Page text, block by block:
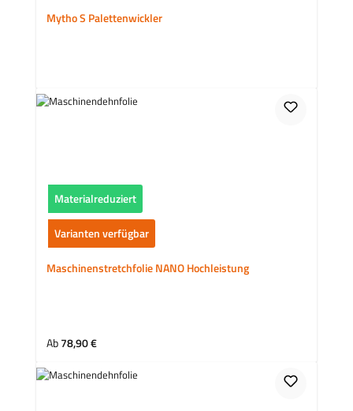
Mytho S Palettenwickler
Materialreduziert
Varianten verfügbar
Maschinenstretchfolie NANO Hochleistung
Regulärer Preis:
Ab78,90 €